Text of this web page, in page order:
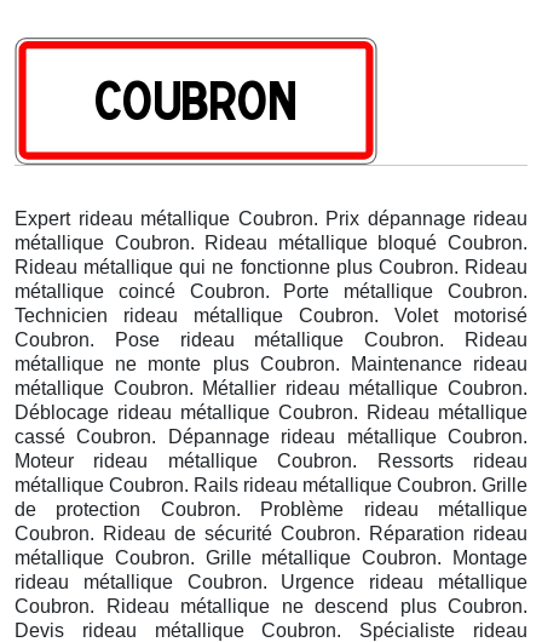
Expert rideau métallique Coubron. Prix dépannage rideau
métallique Coubron. Rideau métallique bloqué Coubron.
Rideau métallique qui ne fonctionne plus Coubron. Rideau
métallique coincé Coubron. Porte métallique Coubron.
Technicien rideau métallique Coubron. Volet motorisé
Coubron. Pose rideau métallique Coubron. Rideau
métallique ne monte plus Coubron. Maintenance rideau
métallique Coubron. Métallier rideau métallique Coubron.
Déblocage rideau métallique Coubron. Rideau métallique
cassé Coubron. Dépannage rideau métallique Coubron.
Moteur rideau métallique Coubron. Ressorts rideau
métallique Coubron. Rails rideau métallique Coubron. Grille
de protection Coubron. Problème rideau métallique
Coubron. Rideau de sécurité Coubron. Réparation rideau
métallique Coubron. Grille métallique Coubron. Montage
rideau métallique Coubron. Urgence rideau métallique
Coubron. Rideau métallique ne descend plus Coubron.
Devis rideau métallique Coubron. Spécialiste rideau